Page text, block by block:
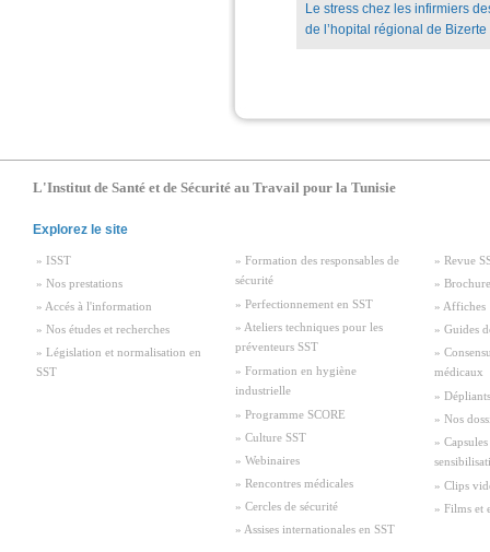
Le stress chez les infirmiers
de l’hopital régional de Bizerte
L'Institut de Santé et de Sécurité au Travail pour la Tunisie
Explorez le site
» ISST
» Nos prestations
» Accés à l'information
» Nos études et recherches
» Législation et normalisation en
SST
» Formation des responsables de
sécurité
» Perfectionnement en SST
» Ateliers techniques pour les
préventeurs SST
» Formation en hygiène
industrielle
» Programme SCORE
» Culture SST
» Webinaires
» Rencontres médicales
» Cercles de sécurité
» Assises internationales en SST
» Revue
»
» Affiches
» Guides
»
médicaux
» Dépliants
» Nos
»
» Clips
» Films et